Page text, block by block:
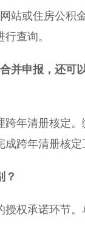
或住房公积金
查询。
并申报，还可
年清册核定。
跨年清册核定
？
权承诺环节。